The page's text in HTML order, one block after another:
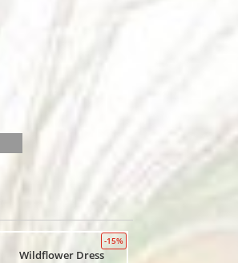
-15%
Wildflower Dress